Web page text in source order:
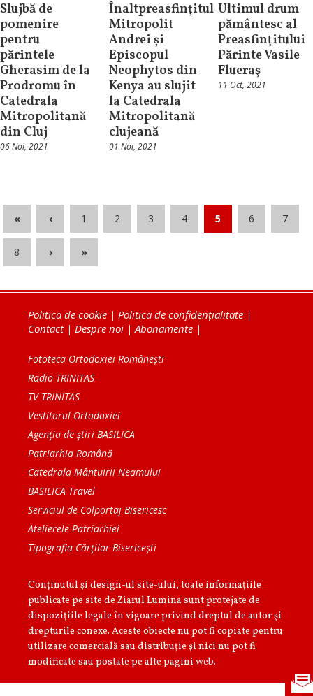
Slujbă de
pomenire
pentru
părintele
Gherasim de la
Prodromu în
Catedrala
Mitropolitană
din Cluj
06 Noi, 2021
Înaltpreasfinţitul
Mitropolit
Andrei și
Episcopul
Neophytos din
Kenya au slujit
la Catedrala
Mitropolitană
clujeană
01 Noi, 2021
Ultimul drum
pământesc al
Preasfinţitului
Părinte Vasile
Flueraş
11 Oct, 2021
« ‹ 1 2 3 4 5 6 7
8 › »
Politica de cookie | Politica de confidențialitate |
Contact| Despre noi |Abonamente |
Fototeca Ortodoxiei Românești
Radio TRINITAS
TV TRINITAS
Vestitorul Ortodoxiei
Agenţia de ştiri BASILICA
Patriarhia Română
Catedrala Mântuirii Neamului
BASILICA Travel
Serviciul de Colportaj Bisericesc
Atelierele Patriarhiei
Tipografia Cărţilor Bisericeşti
Conținutul și design-ul site-ului, toate informaţiile
publicate pe site de Ziarul Lumina sunt protejate de
dispoziţiile legale în vigoare privind dreptul de autor şi
drepturile conexe. Aceste obiecte nu pot fi copiate pentru
utilizare comercială sau distribuţie şi nici nu pot fi
modificate sau postate pe alte pagini web.